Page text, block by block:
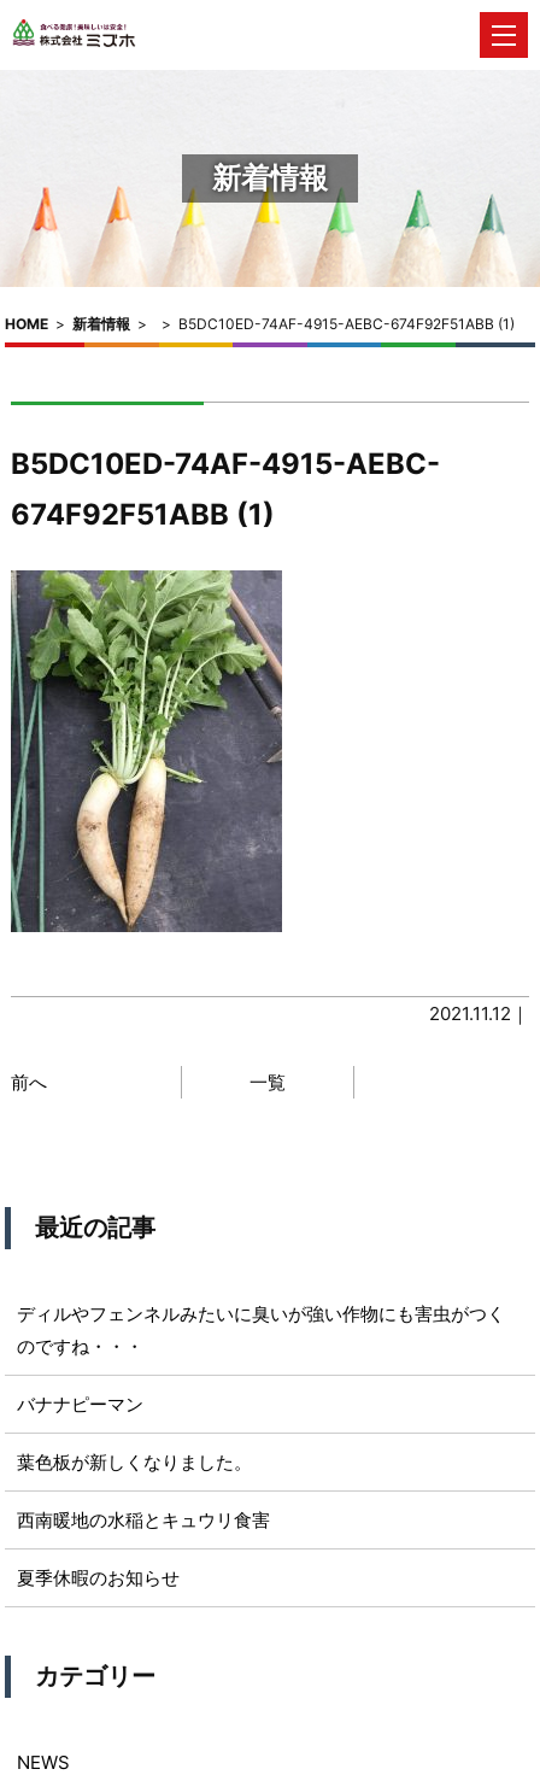
新着情報
HOME > 新着情報 > > B5DC10ED-74AF-4915-AEBC-674F92F51ABB (1)
B5DC10ED-74AF-4915-AEBC-
674F92F51ABB (1)
2021.11.12｜
前へ 一覧
最近の記事
ディルやフェンネルみたいに臭いが強い作物にも害虫がつく
のですね・・・
バナナピーマン
葉色板が新しくなりました。
西南暖地の水稲とキュウリ食害
夏季休暇のお知らせ
カテゴリー
NEWS